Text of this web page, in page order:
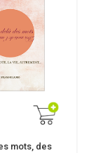
mots, des